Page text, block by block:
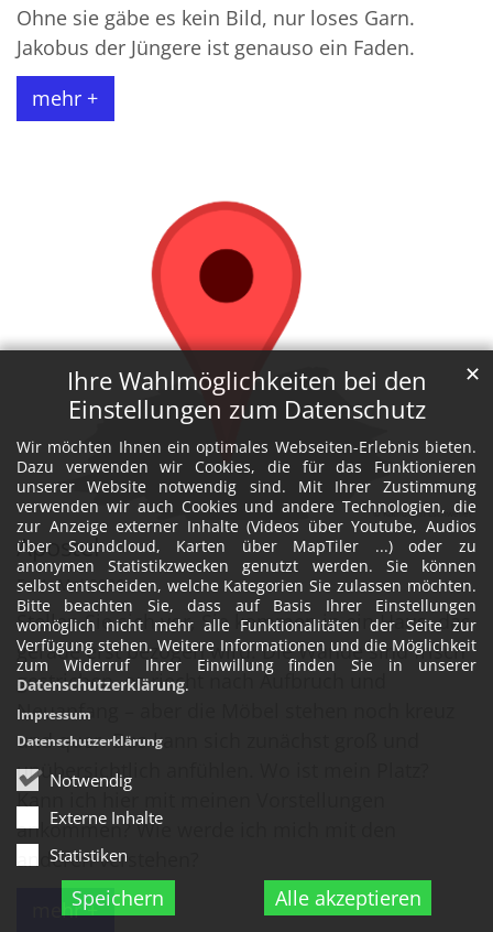
Ihre Wahlmöglichkeiten bei den
Einstellungen zum Datenschutz
Wir möchten Ihnen ein optimales Webseiten-Erlebnis bieten.
Dazu verwenden wir Cookies, die für das Funktionieren
unserer Website notwendig sind. Mit Ihrer Zustimmung
verwenden wir auch Cookies und andere Technologien, die
zur Anzeige externer Inhalte (Videos über Youtube, Audios
über Soundcloud, Karten über MapTiler ...) oder zu
anonymen Statistikzwecken genutzt werden. Sie können
selbst entscheiden, welche Kategorien Sie zulassen möchten.
Bitte beachten Sie, dass auf Basis Ihrer Einstellungen
womöglich nicht mehr alle Funktionalitäten der Seite zur
Verfügung stehen. Weitere Informationen und die Möglichkeit
zum Widerruf Ihrer Einwillung finden Sie in unserer
Datenschutzerklärung.
Notwendig
Externe Inhalte
Statistiken
Speichern Alle akzeptieren
✕
Impressum
Datenschutzerklärung
Ohne sie gäbe es kein Bild, nur loses Garn.
Jakobus der Jüngere ist genauso ein Faden.
mehr +
© Katholisch Eschweiler
Apostel
Fr. 1. Mai 2026
Stellen Sie sich vor, Sie kommen in ein Haus, das
gerade erst bezogen wird. Die Wände sind frisch
gestrichen, es riecht nach Aufbruch und
Neuanfang – aber die Möbel stehen noch kreuz
und quer. Das kann sich zunächst groß und
unübersichtlich anfühlen. Wo ist mein Platz?
Kann ich hier mit meinen Vorstellungen
ankommen? Wie werde ich mich mit den
anderen verstehen?
mehr +